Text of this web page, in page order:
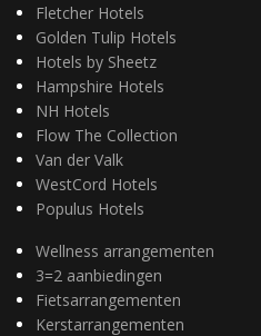
Fletcher Hotels
Golden Tulip Hotels
Hotels by Sheetz
Hampshire Hotels
NH Hotels
Flow The Collection
Van der Valk
WestCord Hotels
Populus Hotels
Wellness arrangementen
3=2 aanbiedingen
Fietsarrangementen
Kerstarrangementen